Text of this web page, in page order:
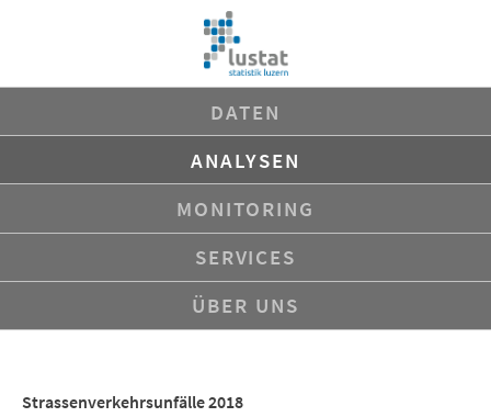
DATEN
ANALYSEN
MONITORING
SERVICES
ÜBER UNS
Strassenverkehrsunfälle 2018